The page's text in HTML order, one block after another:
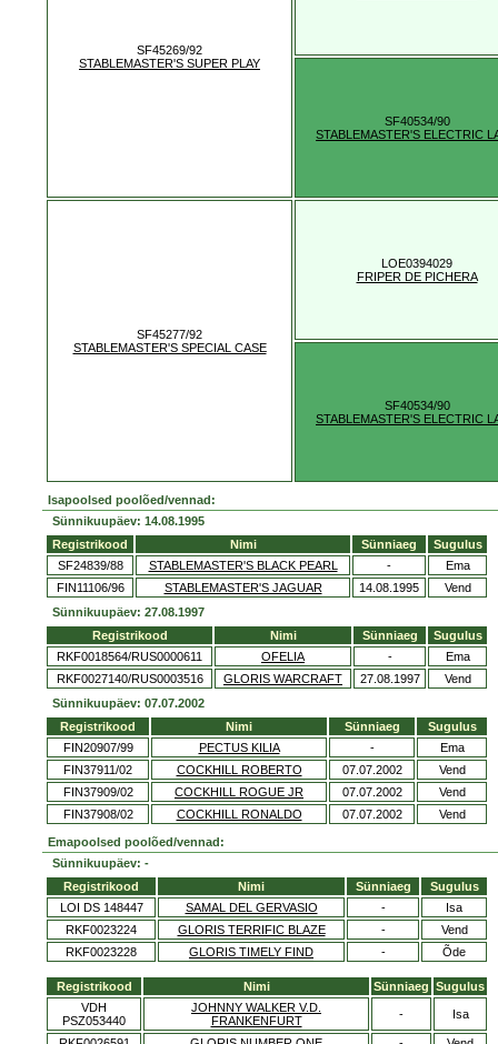
SF45269/92
STABLEMASTER'S SUPER PLAY
SF40534/90
STABLEMASTER'S ELECTRIC
SF45277/92
STABLEMASTER'S SPECIAL CASE
LOE0394029
FRIPER DE PICHERA
SF40534/90
STABLEMASTER'S ELECTRIC
Isapoolsed poolõed/vennad:
Sünnikuupäev: 14.08.1995
Registrikood
Nimi Sünniaeg
Sugulus
SF24839/88
STABLEMASTER'S BLACK PEARL -
Ema
FIN11106/96
STABLEMASTER'S JAGUAR 14.08.1995
Vend
Sünnikuupäev: 27.08.1997
Registrikood
Nimi Sünniaeg
Sugulus
RKF0018564/RUS0000611
OFELIA -
Ema
RKF0027140/RUS0003516
GLORIS WARCRAFT 27.08.1997
Vend
Sünnikuupäev: 07.07.2002
Registrikood
Nimi Sünniaeg
Sugulus
FIN20907/99
PECTUS KILIA -
Ema
FIN37911/02
COCKHILL ROBERTO 07.07.2002
Vend
FIN37909/02
COCKHILL ROGUE JR 07.07.2002
Vend
FIN37908/02
COCKHILL RONALDO 07.07.2002 Vend
Emapoolsed poolõed/vennad:
Sünnikuupäev: -
Registrikood
Nimi Sünniaeg
Sugulus
LOI DS 148447
SAMAL DEL GERVASIO -
Isa
RKF0023224
GLORIS TERRIFIC BLAZE -
Vend
RKF0023228
GLORIS TIMELY FIND - Õde
Registrikood Nimi Sünniaeg Sugulus
VDH
PSZ053440
JOHNNY WALKER V.D.
FRANKENFURT
- Isa